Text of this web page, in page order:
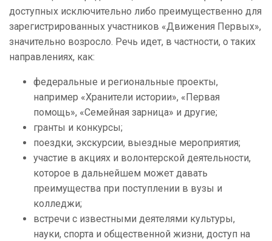
доступных исключительно либо преимущественно для
зарегистрированных участников «Движения Первых»,
значительно возросло. Речь идет, в частности, о таких
направлениях, как:
федеральные и региональные проекты,
например «Хранители истории», «Первая
помощь», «Семейная зарница» и другие;
гранты и конкурсы;
поездки, экскурсии, выездные мероприятия;
участие в акциях и волонтерской деятельности,
которое в дальнейшем может давать
преимущества при поступлении в вузы и
колледжи;
встречи с известными деятелями культуры,
науки, спорта и общественной жизни, доступ на